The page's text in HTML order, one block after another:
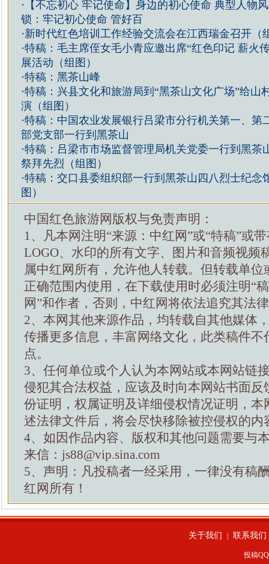
· 【不忘初心 牢记使命】身边的初心使命 典型人
锁：牢记初心使命 管好百
·新时代红色培训工作经验交流会在江西瑞金召开（
·特稿：毛主席侄女毛小青应邀出席“红色印记 薪火
展活动（组图）
·特稿：黑茶山峰
·特稿：兴县文化和旅游局到“黑茶山文化广场”给山
演（组图）
·特稿：中国农业发展银行吕梁市分行机关第一、第
部党支部一行到黑茶山
·特稿：吕梁市市场监督管理局机关党委一行到黑茶
祭拜先烈（组图）
·特稿：交口县委组织部一行到黑茶山四八烈士纪念
图）
中国红色旅游网版权与免责声明：
1、凡本网注明“来源：中红网”或“特稿”或
LOGO、水印的所有文字、图片和音频视频
属中红网所有，允许他人转载。但转载单位
正确范围内使用，在下载使用时必须注明“
网”和作者，否则，中红网将依法追究其法
2、本网其他来源作品，均转载自其他媒体
传播更多信息，丰富网络文化，此类稿件不
点。
3、任何单位或个人认为本网站或本网站链
侵犯其合法权益，应该及时向本网站书面反
份证明，权属证明及详细侵权情况证明，本
述法律文件后，将会尽快移除被控侵权的内
4、如因作品内容、版权和其他问题需要与
来信：js88@vip.sina.com
5、声明：凡投稿者一经采用，一律没有稿
红网所有！
关于我们 联系我们
投稿